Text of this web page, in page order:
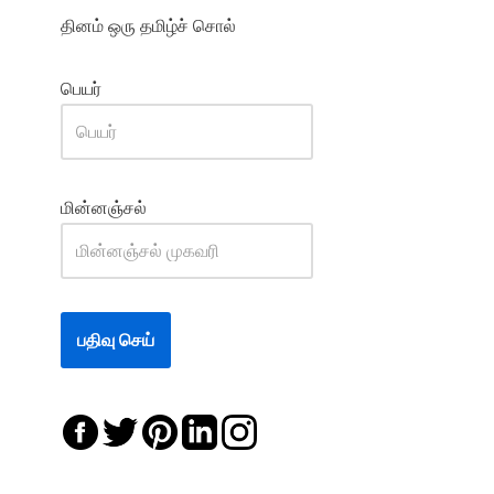
தினம் ஒரு தமிழ்ச் சொல்
பெயர்
மின்னஞ்சல்